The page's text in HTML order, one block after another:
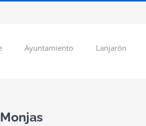
Ayuntamiento Lanjarón